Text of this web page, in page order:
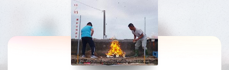
暂无观看影片的记录